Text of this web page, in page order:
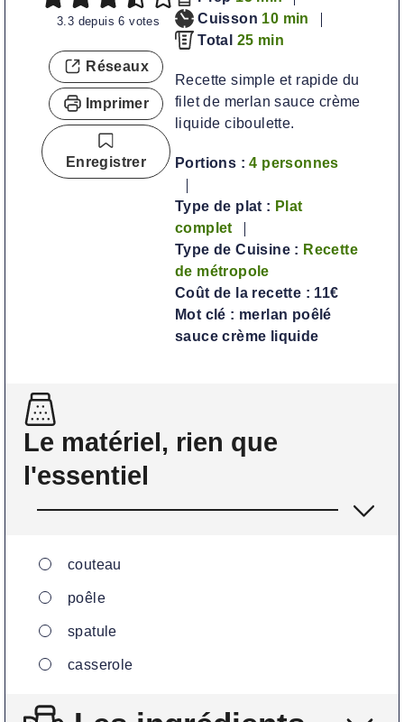
3.3 depuis6 votes
Réseaux
Imprimer
Enregistrer
i
n
t
e
s
Cuisson 10m
i
u
t
e
min
Total 25m
n
u
t
s
min
Recette simple et rapide du
filet de merlan sauce crème
liquide ciboulette.
Portions :4 personnes
Type de plat : Plat
complet
Type de Cuisine : Recette
de métropole
Coût de la recette : 11€
Mot clé : merlan poêlé
sauce crème liquide
Le matériel, rien que
l'essentiel
▢
couteau
▢
poêle
▢
spatule
▢
casserole